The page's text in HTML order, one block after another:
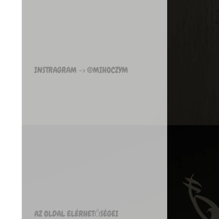
INSTRAGRAM -> @MIHOCZYM
AZ OLDAL ELÉRHETŐSÉGEI